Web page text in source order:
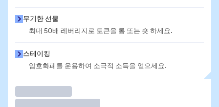
무기한 선물
최대 50배 레버리지로 토큰을 롱 또는 숏 하세요.
스테이킹
암호화폐를 운용하여 소극적 소득을 얻으세요.